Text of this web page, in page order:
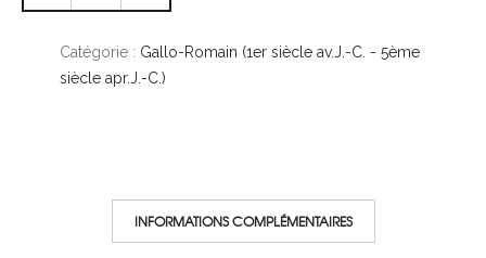
Catégorie : Gallo-Romain (1er siècle av.J.-C. - 5ème
siècle apr.J.-C.)
INFORMATIONS COMPLÉMENTAIRES